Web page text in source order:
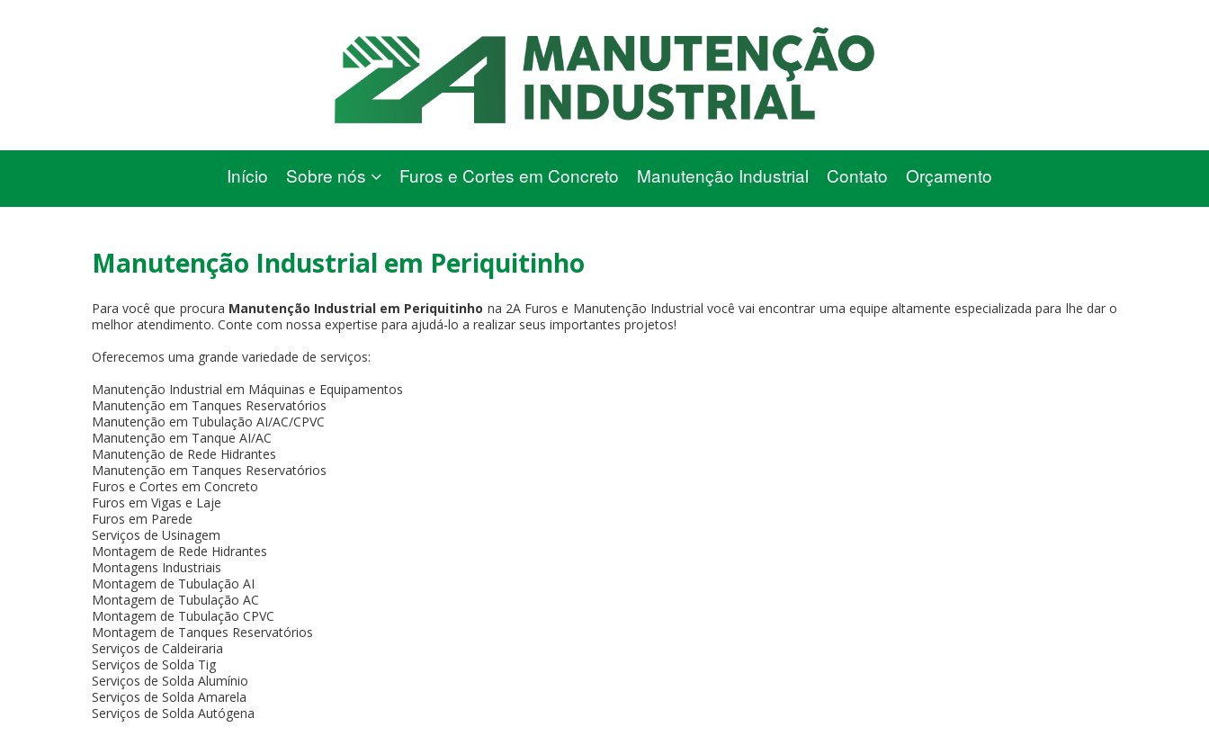
Início Sobre nós Furos e Cortes em Concreto Manutenção Industrial Contato Orçamento
Manutenção Industrial em Periquitinho
Para você que procura Manutenção Industrial em Periquitinho na 2A Furos e Manutenção Industrial você vai encontrar uma equipe altamente especializada para lhe dar o
melhor atendimento. Conte com nossa expertise para ajudá-lo a realizar seus importantes projetos!
Oferecemos uma grande variedade de serviços:
Manutenção Industrial em Máquinas e Equipamentos
Manutenção em Tanques Reservatórios
Manutenção em Tubulação AI/AC/CPVC
Manutenção em Tanque AI/AC
Manutenção de Rede Hidrantes
Manutenção em Tanques Reservatórios
Furos e Cortes em Concreto
Furos em Vigas e Laje
Furos em Parede
Serviços de Usinagem
Montagem de Rede Hidrantes
Montagens Industriais
Montagem de Tubulação AI
Montagem de Tubulação AC
Montagem de Tubulação CPVC
Montagem de Tanques Reservatórios
Serviços de Caldeiraria
Serviços de Solda Tig
Serviços de Solda Alumínio
Serviços de Solda Amarela
Serviços de Solda Autógena